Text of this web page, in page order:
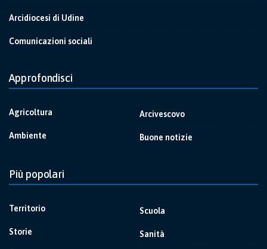
Arcidiocesi di Udine
Comunicazioni sociali
Approfondisci
Agricoltura
Ambiente
Arcivescovo
Buone notizie
Più popolari
Territorio
Storie
Scuola
Sanità